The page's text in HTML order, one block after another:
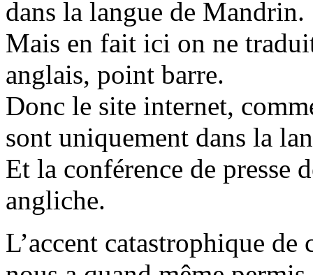
dans la langue de Mandrin.
Mais en fait ici on ne
anglais, point barre.
Donc le site internet,
sont uniquement dans la
Et la conférence de presse
angliche.
L’accent catastrophique